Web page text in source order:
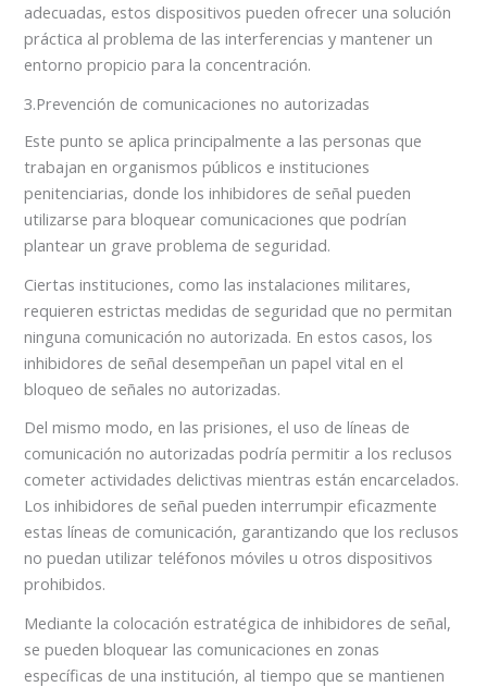
adecuadas, estos dispositivos pueden ofrecer una solución
práctica al problema de las interferencias y mantener un
entorno propicio para la concentración.
3.Prevención de comunicaciones no autorizadas
Este punto se aplica principalmente a las personas que
trabajan en organismos públicos e instituciones
penitenciarias, donde los inhibidores de señal pueden
utilizarse para bloquear comunicaciones que podrían
plantear un grave problema de seguridad.
Ciertas instituciones, como las instalaciones militares,
requieren estrictas medidas de seguridad que no permitan
ninguna comunicación no autorizada. En estos casos, los
inhibidores de señal desempeñan un papel vital en el
bloqueo de señales no autorizadas.
Del mismo modo, en las prisiones, el uso de líneas de
comunicación no autorizadas podría permitir a los reclusos
cometer actividades delictivas mientras están encarcelados.
Los inhibidores de señal pueden interrumpir eficazmente
estas líneas de comunicación, garantizando que los reclusos
no puedan utilizar teléfonos móviles u otros dispositivos
prohibidos.
Mediante la colocación estratégica de inhibidores de señal,
se pueden bloquear las comunicaciones en zonas
específicas de una institución, al tiempo que se mantienen